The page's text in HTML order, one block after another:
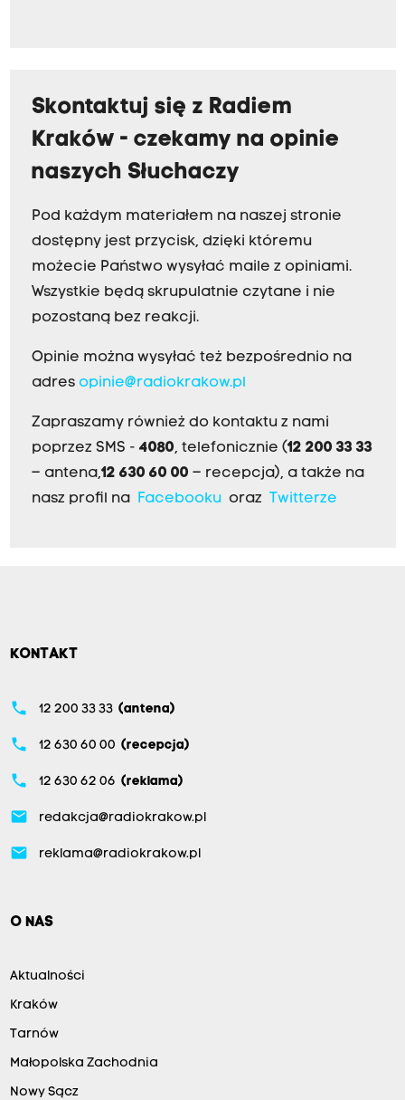
Skontaktuj się z Radiem
Kraków - czekamy na opinie
naszych Słuchaczy
Pod każdym materiałem na naszej stronie
dostępny jest przycisk, dzięki któremu
możecie Państwo wysyłać maile z opiniami.
Wszystkie będą skrupulatnie czytane i nie
pozostaną bez reakcji.
Opinie można wysyłać też bezpośrednio na
adres opinie@radiokrakow.pl
Zapraszamy również do kontaktu z nami
poprzez SMS - 4080, telefonicznie (12 200 33 33
– antena,12 630 60 00 – recepcja), a także na
nasz profil na Facebookuoraz Twitterze
KONTAKT
phone 12 200 33 33 (antena)
phone 12 630 60 00 (recepcja)
phone 12 630 62 06 (reklama)
email redakcja@radiokrakow.pl
email reklama@radiokrakow.pl
O NAS
Aktualności
Kraków
Tarnów
Małopolska Zachodnia
Nowy Sącz